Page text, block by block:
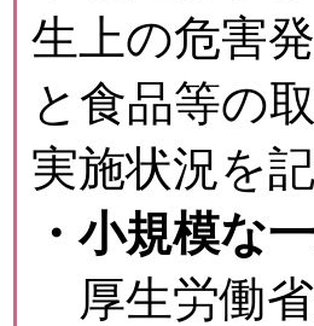
生上の危害
と食品等の
実施状況を
・小規模な
厚生労働省